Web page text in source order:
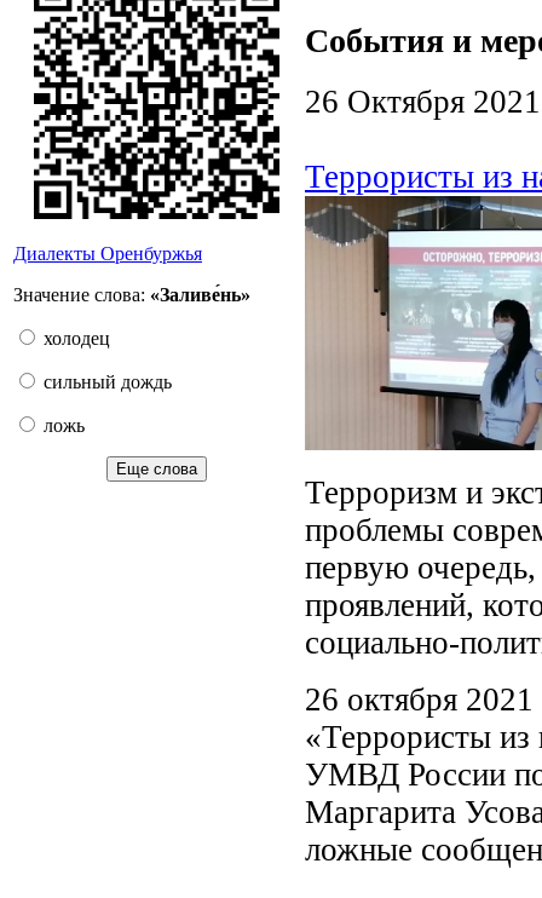
Диалекты Оренбуржья
Значение слова: «Заливе́нь»
холодец
сильный дождь
ложь
Еще слова
События и
26 Октября 2021
Террористы из
Терроризм и
проблемы
первую
проявлений,
социально-
26 октября 2021
«Террористы
УМВД России по
Маргарита
ложные